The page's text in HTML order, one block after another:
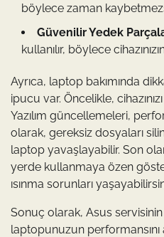
böylece zaman
Güvenilir Yedek
kullanılır, böylece
Ayrıca, laptop bakımında
ipucu var. Öncelikle,
Yazılım güncellemeleri,
olarak, gereksiz dosyaları
laptop yavaşlayabilir. Son
yerde kullanmaya özen
ısınma sorunları
Sonuç olarak, Asus
laptopunuzun